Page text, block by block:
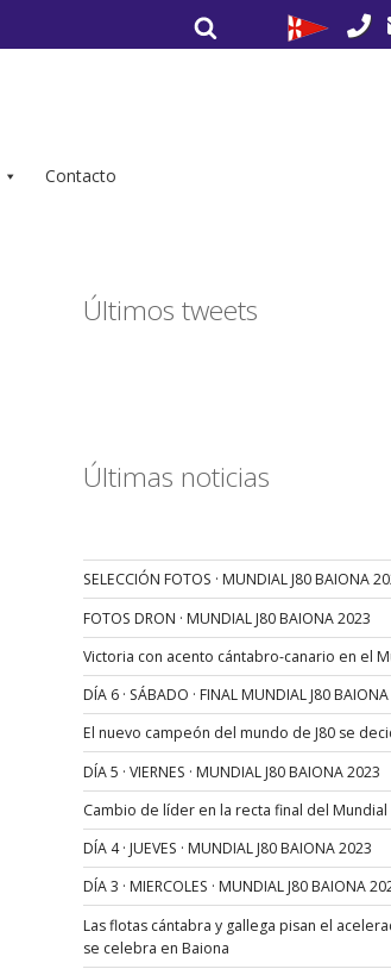
por:
Contacto
Últimos tweets
Últimas noticias
SELECCIÓN FOTOS · MUNDIAL J80 BAIONA
FOTOS DRON · MUNDIAL J80 BAIONA 2023
Victoria con acento cántabro-canario en el
DÍA 6 · SÁBADO · FINAL MUNDIAL J80
El nuevo campeón del mundo de J80 se
DÍA 5 · VIERNES · MUNDIAL J80 BAIONA 2023
Cambio de líder en la recta final del Mundial
DÍA 4 · JUEVES · MUNDIAL J80 BAIONA 2023
DÍA 3 · MIERCOLES · MUNDIAL J80 BAIONA
Las flotas cántabra y gallega pisan el
se celebra en Baiona